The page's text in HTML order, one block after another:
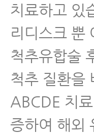
치료하고 있
리디스크 뿐
척추유합술
척추 질환을
ABCDE 치
증하여 해외